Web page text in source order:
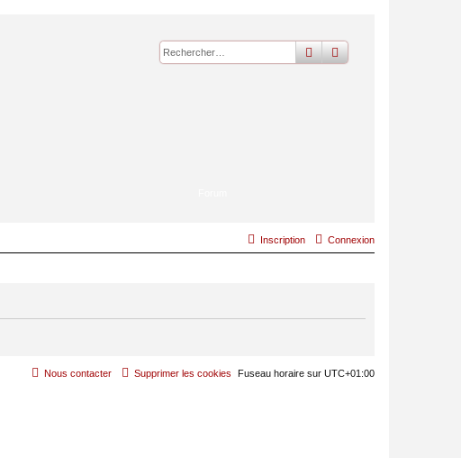
rechercher
recherche
Connexion
Inscription
Fuseau horaire sur UTC+01:00
Supprimer les cookies
Nous contacter